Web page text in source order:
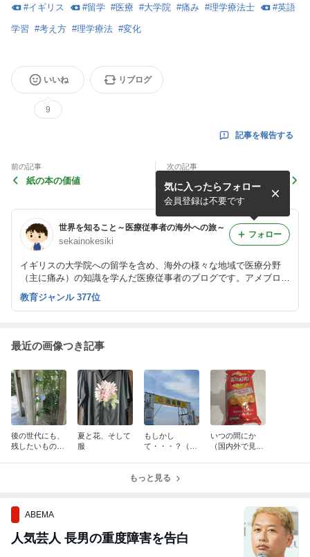
#イギリス #留学 #医療 #大学院 #痛み #理学療法士 #英語
学習 #考え方 #理学療法 #変化
いいね
9
リブログ
記事を報告する
前の記事
紙の本の価値
次の記事
英語に関する、変化のきっか
け
世界を知ること～医療従事者の海外への旅～
sekainokesiki
イギリスの大学院への留学を含め、海外の様々な地域で医療分野
（主に痛み）の知識を学んだ医療従事者のブログです。アメブロで
は個人的な記事、noteでは専門的な記事を書いています（https://n
ote.com/painmanagement）。
気に入ったらフォロー
会員登録は不要です
フォロー
教育ジャンル 377位
最近の画像つき記事
後の世代にも、
残したいもの
夏と花、そして
服
もしかし
て・・・？（国
いつの間にか
（国内外で見か
もっと見る
ABEMA
人気芸人 長男の重度障害を告白